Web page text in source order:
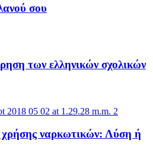
σου
των ελληνικών σχολικών
ναρκωτικών: Λύση ή